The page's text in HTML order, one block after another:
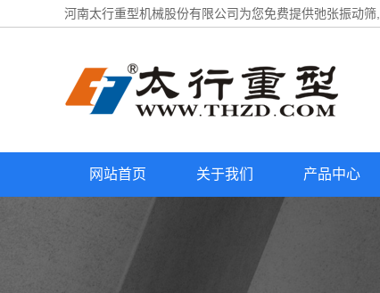
河南太行重型机械股份有限公司为您免费提供弛张振动筛
网站首页 关于我们 产品中心